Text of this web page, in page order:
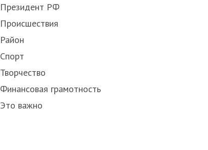
Президент РФ
Происшествия
Район
Спорт
Творчество
Финансовая грамотность
Это важно